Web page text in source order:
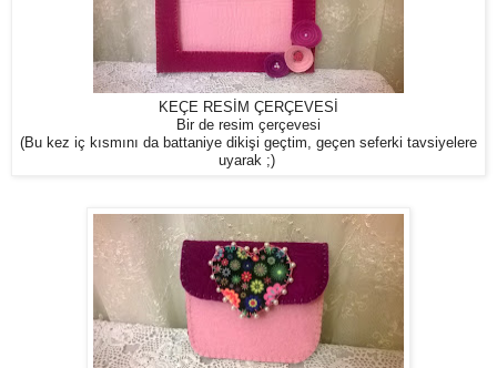
KEÇE RESİM ÇERÇEVESİ
Bir de resim çerçevesi
(Bu kez iç kısmını da battaniye dikişi geçtim, geçen seferki tavsiyelere
uyarak ;)